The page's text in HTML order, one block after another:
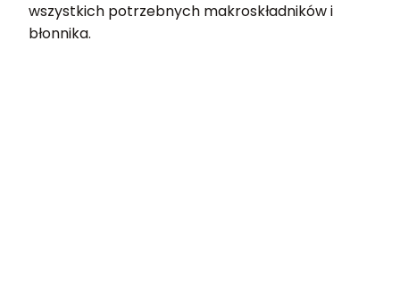
wszystkich potrzebnych makroskładników i
błonnika.